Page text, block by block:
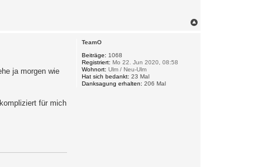
TeamO
Beiträge: 1068
Registriert: Mo 22. Jun 2020, 08:58
Wohnort: Ulm / Neu-Ulm
Hat sich bedankt: 23 Mal
Danksagung erhalten: 206 Mal
ja morgen wie
für mich